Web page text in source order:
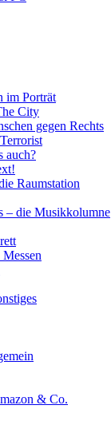
im Porträt
City
gegen Rechts
auch?
Raumstation
– die Musikkolumne
& Co.